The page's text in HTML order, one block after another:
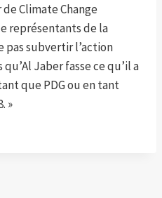
Climate Change
représentants de la
pas subvertir l’action
Jaber fasse ce qu’il a
que PDG ou en tant
»